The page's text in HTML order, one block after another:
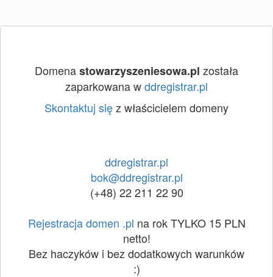
Domenastowarzyszeniesowa.pl została
zaparkowana wddregistrar.pl
Skontaktuj sięz właścicielem domeny
ddregistrar.pl
bok@ddregistrar.pl
(+48) 22 211 22 90
Rejestracja domen .pl na rok TYLKO 15 PLN
netto!
Bez haczyków i bez dodatkowych warunków
:)